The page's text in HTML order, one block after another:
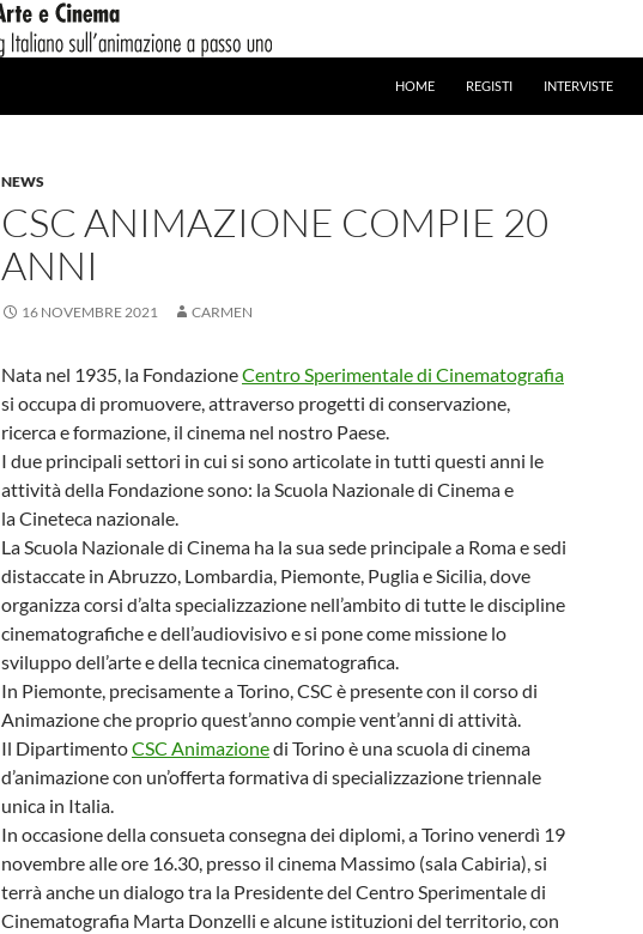
HOME REGISTI INTERVISTE
NEWS
CSC ANIMAZIONE COMPIE 20
ANNI
16 NOVEMBRE 2021 CARMEN
Nata nel 1935, la FondazioneCentro Sperimentale di Cinematografia
si occupa di promuovere, attraverso progetti di conservazione,
ricerca e formazione, il cinema nel nostro Paese.
I due principali settori in cui si sono articolate in tutti questi anni le
attività della Fondazione sono: la Scuola Nazionale di Cinema e
la Cineteca nazionale.
La Scuola Nazionale di Cinema ha la sua sede principale a Roma e sedi
distaccate in Abruzzo, Lombardia, Piemonte, Puglia e Sicilia, dove
organizza corsi d’alta specializzazione nell’ambito di tutte le discipline
cinematografiche e dell’audiovisivo e si pone come missione lo
sviluppo dell’arte e della tecnica cinematografica.
In Piemonte, precisamente a Torino, CSC è presente con il corso di
Animazione che proprio quest’anno compie vent’anni di attività.
Il DipartimentoCSC Animazionedi Torino è una scuola di cinema
d’animazione con un’offerta formativa di specializzazione triennale
unica in Italia.
In occasione della consueta consegna dei diplomi, a Torino venerdì 19
novembre alle ore 16.30, presso il cinema Massimo (sala Cabiria), si
terrà anche un dialogo tra la Presidente del Centro Sperimentale di
Cinematografia Marta Donzelli e alcune istituzioni del territorio, con